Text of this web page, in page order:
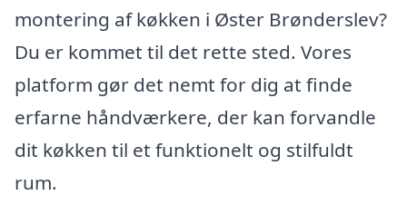
montering af køkken i Øster Brønderslev?
Du er kommet til det rette sted. Vores
platform gør det nemt for dig at finde
erfarne håndværkere, der kan forvandle
dit køkken til et funktionelt og stilfuldt
rum.